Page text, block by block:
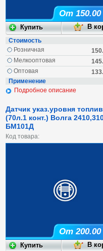
От 150.00
Стоимость
Розничная
Мелкооптовая
Оптовая
Применение
Подробное описание
Датчик указ.уровня
(70л.1 конт.) Волга
БМ101Д
Код товара:
От 200.00